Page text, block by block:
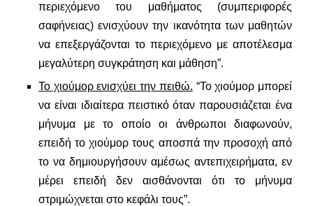
περιεχόμενο του μαθήματος (συμπεριφορές
σαφήνειας) ενισχύουν την ικανότητα των μαθητών
να επεξεργάζονται το περιεχόμενο με αποτέλεσμα
μεγαλύτερη συγκράτηση και μάθηση”.
Το χιούμορ ενισχύει την πειθώ. “Το χιούμορ μπορεί
να είναι ιδιαίτερα πειστικό όταν παρουσιάζεται ένα
μήνυμα με το οποίο οι άνθρωποι διαφωνούν,
επειδή το χιούμορ τους αποσπά την προσοχή από
το να δημιουργήσουν αμέσως αντεπιχειρήματα, εν
μέρει επειδή δεν αισθάνονται ότι το μήνυμα
στριμώχνεται στο κεφάλι τους”.